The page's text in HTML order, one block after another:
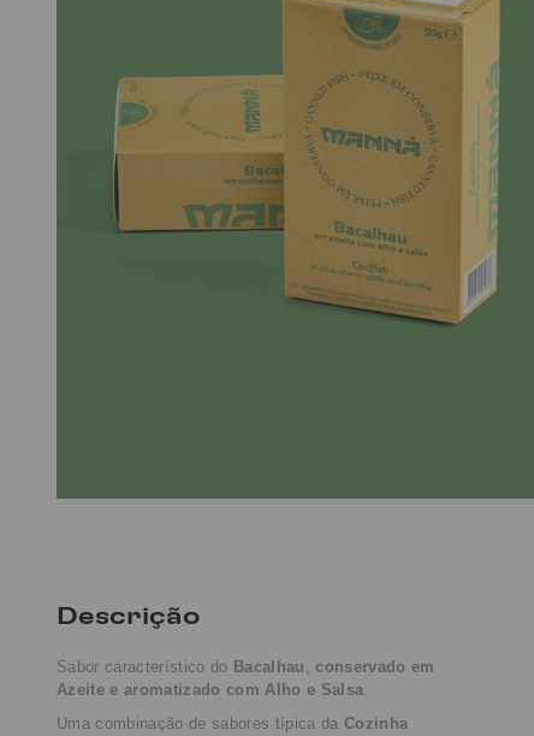
Descrição
Sabor característico do Bacalhau ,conservado em
Azeite e aromatizado com Alho e Salsa.
Uma combinação de sabores típica da Cozinha